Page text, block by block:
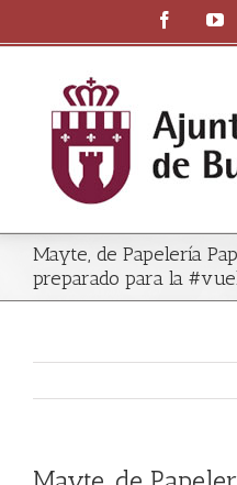
Mayte, de Papelería
preparado para la